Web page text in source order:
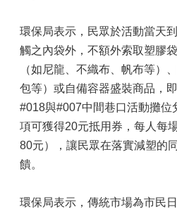
環保局表示，民眾於活動當天
觸之內袋外，不額外索取塑膠
（如尼龍、不織布、帆布等）
包等）或自備容器盛裝商品，
#018與#007中間巷口活動攤位
項可獲得20元抵用券，每人每
80元），讓民眾在落實減塑的
饋。
環保局表示，傳統市場為市民